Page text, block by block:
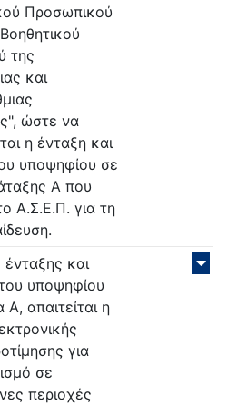
Προσωπικού
της
και
ώστε να
η ένταξη και
υποψηφίου σε
Α που
Α.Σ.Ε.Π. για τη
ένταξης και
υποψηφίου
απαιτείται η
για
σε
περιοχές